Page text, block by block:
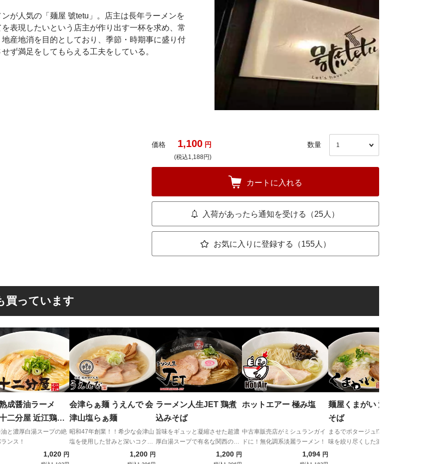
が人気の「麺屋 號tetu」。店主は長年ラーメンを
表現したいという店主が作り出す一杯を求め、常
産地消を目的としており、季節・時期事に盛り付
ず満足をしてもらえる工夫をしている。
価格 1,100 円
(税込1,188円)
数量
カートに入れる
入荷があったら通知を受ける（25人）
お気に入りに登録する（155人）
買っています
成醤油ラーメ
二分屋 近江鶏白
（鶏ガラ・魚介
と濃厚白湯スープの絶
ンス！
1,020 円
会津らぁ麺 うえんで 会
津山塩らぁ麺
昭和47年創業！！希少な会津山
塩を使用した甘みと深いコクを
1,200 円
ラーメン人生JET 鶏煮
込みそば
旨味をギュッと凝縮させた超濃
厚白湯スープで有名な関西の
1,200 円
ホットエアー 極み塩
中古車販売店がミシュランガイ
ドに！無化調系淡麗ラーメン！
1,094 円
麺屋くまがい 濃厚塩鶏
そば
まるでポタージュ!?極限まで旨
味を絞り尽くした濃厚鶏白湯